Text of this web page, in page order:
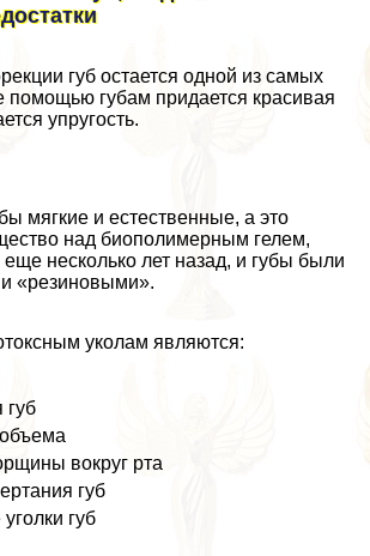
губ остается одной из самых
помощью губам придается красивая
упругость.
мягкие и естественные, а это
над биополимерным гелем,
несколько лет назад, и губы были
«резиновыми».
уколам являются:
губ
вокруг рта
губ
губ